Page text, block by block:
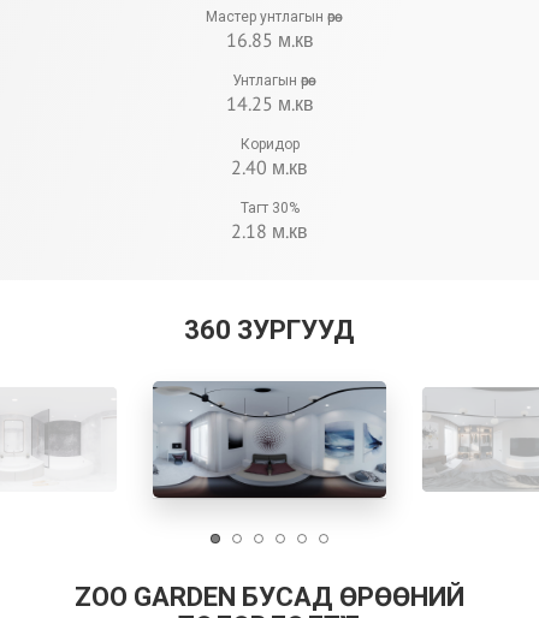
Мастер унтлагын өрөө
16.85 м.кв
Унтлагын өрөө
14.25 м.кв
Коридор
2.40 м.кв
Тагт 30%
2.18 м.кв
360 ЗУРГУУД
ZOO GARDEN БУСАД ӨРӨӨНИЙ